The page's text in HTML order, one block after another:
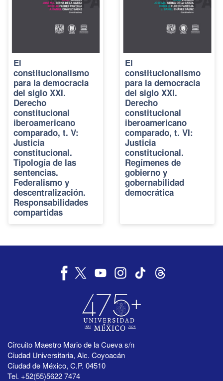
El
constitucionalismo
para la democracia
del siglo XXI.
Derecho
constitucional
iberoamericano
comparado, t. V:
Justicia
constitucional.
Tipología de las
sentencias.
Federalismo y
descentralización.
Responsabilidades
compartidas
El
constitucionalismo
para la democracia
del siglo XXI.
Derecho
constitucional
iberoamericano
comparado, t. VI:
Justicia
constitucional.
Regímenes de
gobierno y
gobernabilidad
democrática
Circuito Maestro Mario de la Cueva s/n
Ciudad Universitaria, Alc. Coyoacán
Ciudad de México, C.P. 04510
Tel. +52(55)5622 7474